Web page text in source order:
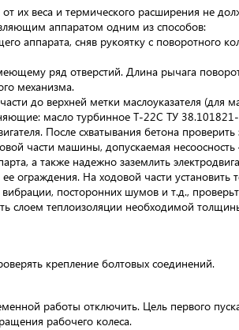
их веса и термического расширения не
аппаратом одним из способов:
аппарата, сняв рукоятку с поворотного
ряд отверстий. Длина рычага
механизма.
до верхней метки маслоуказателя
масло турбинное Т-22С ТУ
После схватывания бетона
части машины, допускаемая
а также надежно заземлить
ограждения. На ходовой части установить
посторонних шумов и т.д.,
слоем теплоизоляции необходимой
крепление болтовых соединений.
работы отключить. Цель первого
рабочего колеса.